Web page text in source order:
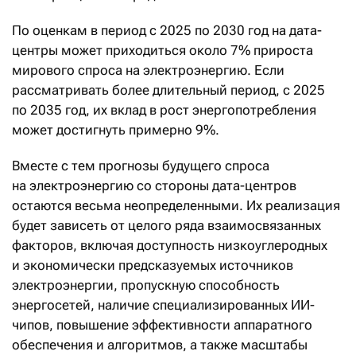
По оценкам в период с 2025 по 2030 год на дата-
центры может приходиться около 7% прироста
мирового спроса на электроэнергию. Если
рассматривать более длительный период, с 2025
по 2035 год, их вклад в рост энергопотребления
может достигнуть примерно 9%.
Вместе с тем прогнозы будущего спроса
на электроэнергию со стороны дата-центров
остаются весьма неопределенными. Их реализация
будет зависеть от целого ряда взаимосвязанных
факторов, включая доступность низкоуглеродных
и экономически предсказуемых источников
электроэнергии, пропускную способность
энергосетей, наличие специализированных ИИ-
чипов, повышение эффективности аппаратного
обеспечения и алгоритмов, а также масштабы